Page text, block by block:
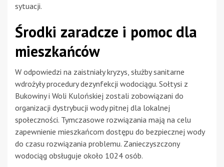
sytuacji.
Środki zaradcze i pomoc dla
mieszkańców
W odpowiedzi na zaistniały kryzys, służby sanitarne
wdrożyły procedury dezynfekcji wodociągu. Sołtysi z
Bukowiny i Woli Kulońskiej zostali zobowiązani do
organizacji dystrybucji wody pitnej dla lokalnej
społeczności. Tymczasowe rozwiązania mają na celu
zapewnienie mieszkańcom dostępu do bezpiecznej wody
do czasu rozwiązania problemu. Zanieczyszczony
wodociąg obsługuje około 1024 osób.